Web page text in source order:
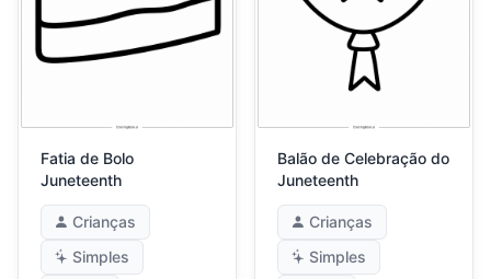
Fatia de Bolo
Juneteenth
Crianças
Simples
Balão de Celebração do
Juneteenth
Crianças
Simples